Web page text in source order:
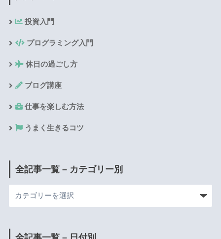
投資入門
プログラミング入門
休日の過ごし方
ブログ講座
仕事を楽しむ方法
うまく生きるコツ
全記事一覧 – カテゴリー別